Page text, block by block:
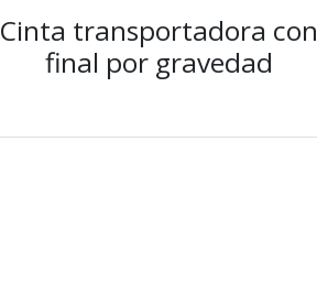
Cinta transportadora con
final por gravedad